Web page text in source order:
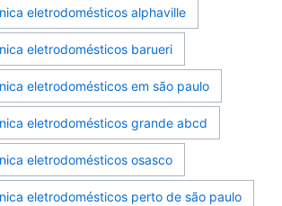
eletrodomésticos alphaville
eletrodomésticos barueri
eletrodomésticos em são paulo
eletrodomésticos grande abcd
eletrodomésticos osasco
eletrodomésticos perto de são paulo